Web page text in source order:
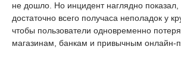
не дошло. Но инцидент наглядно показал,
достаточно всего получаса неполадок у
чтобы пользователи одновременно
магазинам, банкам и привычным онлайн-